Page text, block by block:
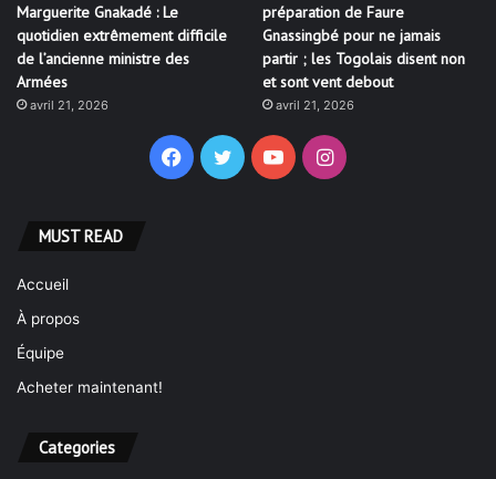
Marguerite Gnakadé : Le
quotidien extrêmement difficile
de l’ancienne ministre des
Armées
avril 21, 2026
préparation de Faure
Gnassingbé pour ne jamais
partir ; les Togolais disent non
et sont vent debout
avril 21, 2026
Facebook
TwitterYouTubeInstagram
MUST READ
Accueil
À propos
Équipe
Acheter maintenant!
Categories